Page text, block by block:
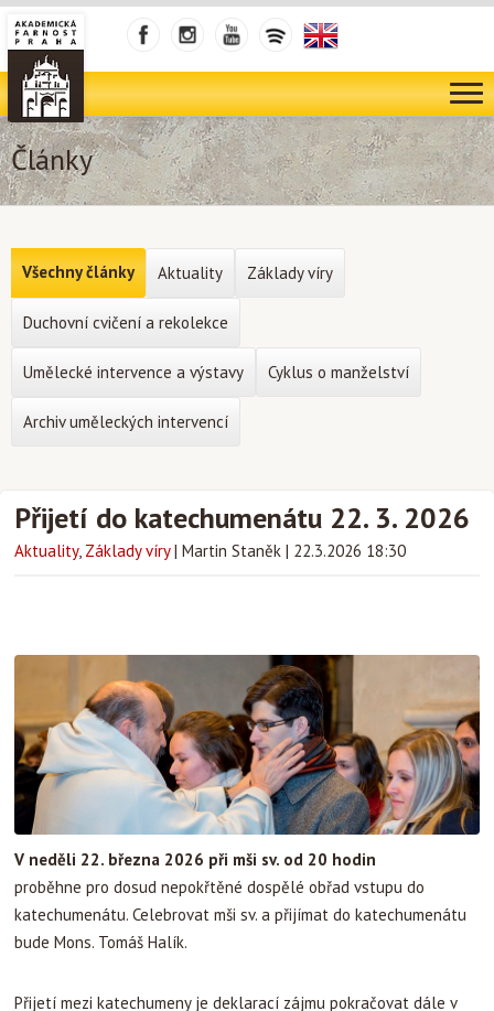
Články
Přijetí do katechumenátu 22. 3. 2026
Aktuality, Základy víry | Martin Staněk | 22.3.2026 18:30
V neděli 22. března 2026 při mši sv. od 20 hodin
proběhne pro dosud nepokřtěné dospělé obřad vstupu do
katechumenátu. Celebrovat mši sv. a přijímat do katechumenátu
bude Mons. Tomáš Halík.
Přijetí mezi katechumeny je deklarací zájmu pokračovat dále v
Všechny články Aktuality Základy víry
Duchovní cvičení a rekolekce
Umělecké intervence a výstavy Cyklus o manželství
Archiv uměleckých intervencí